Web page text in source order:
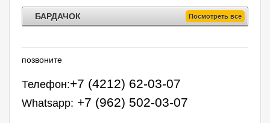
БАРДАЧОК Посмотреть все
позвоните
Телефон:+7 (4212) 62-03-07
Whatsapp: +7 (962) 502-03-07